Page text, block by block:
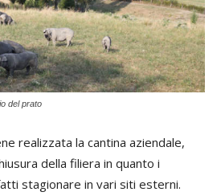
del prato
realizzata la cantina aziendale,
della filiera in quanto i
stagionare in vari siti esterni.